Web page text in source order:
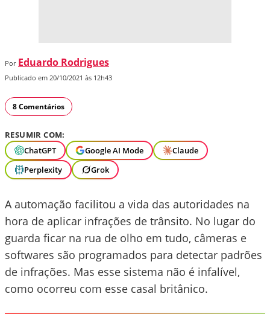
Por Eduardo Rodrigues
Publicado em 20/10/2021 às 12h43
8 Comentários
RESUMIR COM:
ChatGPT
Google AI Mode
Claude
Perplexity
Grok
A automação facilitou a vida das autoridades na
hora de aplicar infrações de trânsito. No lugar do
guarda ficar na rua de olho em tudo, câmeras e
softwares são programados para detectar padrões
de infrações. Mas esse sistema não é infalível,
como ocorreu com esse casal britânico.